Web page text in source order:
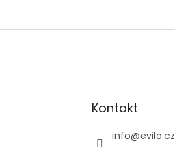
Kontakt
info@evilo.cz